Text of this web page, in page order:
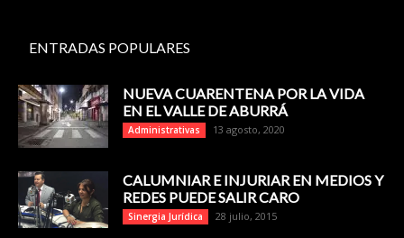
ENTRADAS POPULARES
NUEVA CUARENTENA POR LA VIDA
EN EL VALLE DE ABURRÁ
Administrativas 13 agosto, 2020
CALUMNIAR E INJURIAR EN MEDIOS Y
REDES PUEDE SALIR CARO
Sinergia Jurídica 28 julio, 2015